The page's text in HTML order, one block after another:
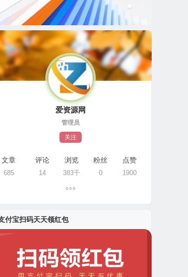
爱资源网
管理员
关注
文章
685
评论
14
浏览
383千
粉丝
0
点赞
1900
付宝扫码天天领红包